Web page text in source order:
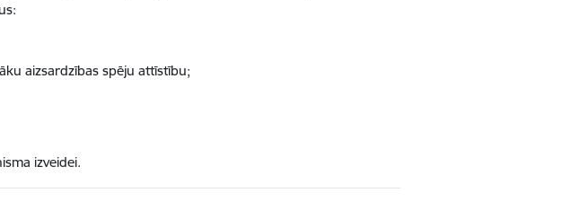
aizsardzības spēju attīstību;
izveidei.